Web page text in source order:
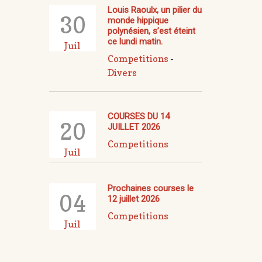
30
Juil
Louis Raoulx, un pilier du
monde hippique
polynésien, s’est éteint
ce lundi matin.
Competitions -
Divers
20
Juil
COURSES DU 14
JUILLET 2026
Competitions
04
Juil
Prochaines courses le
12 juillet 2026
Competitions